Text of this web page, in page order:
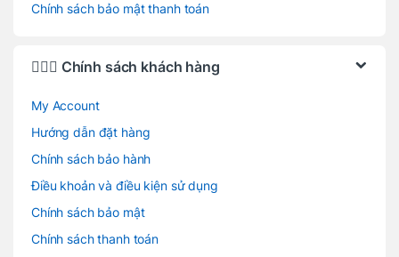
Chính sách bảo mật thanh toán
🙋🏻‍♂️ Chính sách khách hàng
My Account
Hướng dẫn đặt hàng
Chính sách bảo hành
Điều khoản và điều kiện sử dụng
Chính sách bảo mật
Chính sách thanh toán